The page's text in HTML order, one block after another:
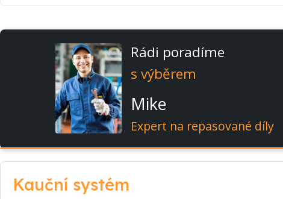
Rádi poradíme
s výběrem
Mike
Expert na repasované díly
Kauční systém